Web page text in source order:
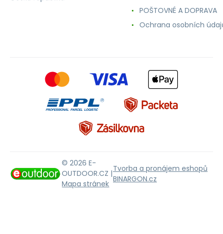
POŠTOVNÉ A DOPRAVA
Ochrana osobních
© 2026 E-
OUTDOOR.CZ |
Mapa stránek
Tvorba a pronájem eshopů
BINARGON.cz